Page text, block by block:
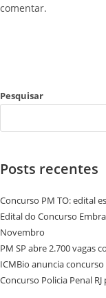
comentar.
Pesquisar
Posts recentes
Concurso PM TO: edital
Edital do Concurso
Novembro
PM SP abre 2.700 vagas
ICMBio anuncia
Concurso Policia Penal